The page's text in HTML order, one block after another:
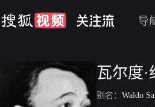
导
瓦尔度·
别名： Waldo